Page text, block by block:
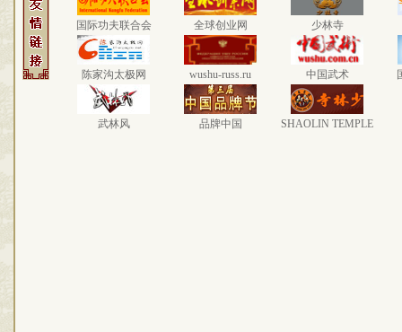
国际功夫联合会 全球创业网 少林寺
陈家沟太极网 wushu-russ.ru 中国武术
武林风 品牌中国 SHAOLIN TEMPLE